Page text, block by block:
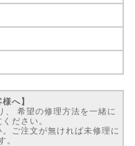
へ】
、 希望の修理方法を一緒に
ださい。
ご注文が無ければ未修理に
。